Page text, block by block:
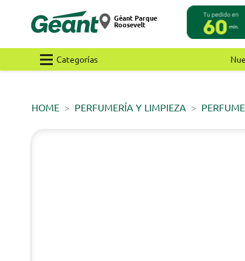
Géant Parque
Roosevelt
Categorías
HOME PERFUMERÍA Y LIMPIEZA